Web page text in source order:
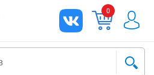
0